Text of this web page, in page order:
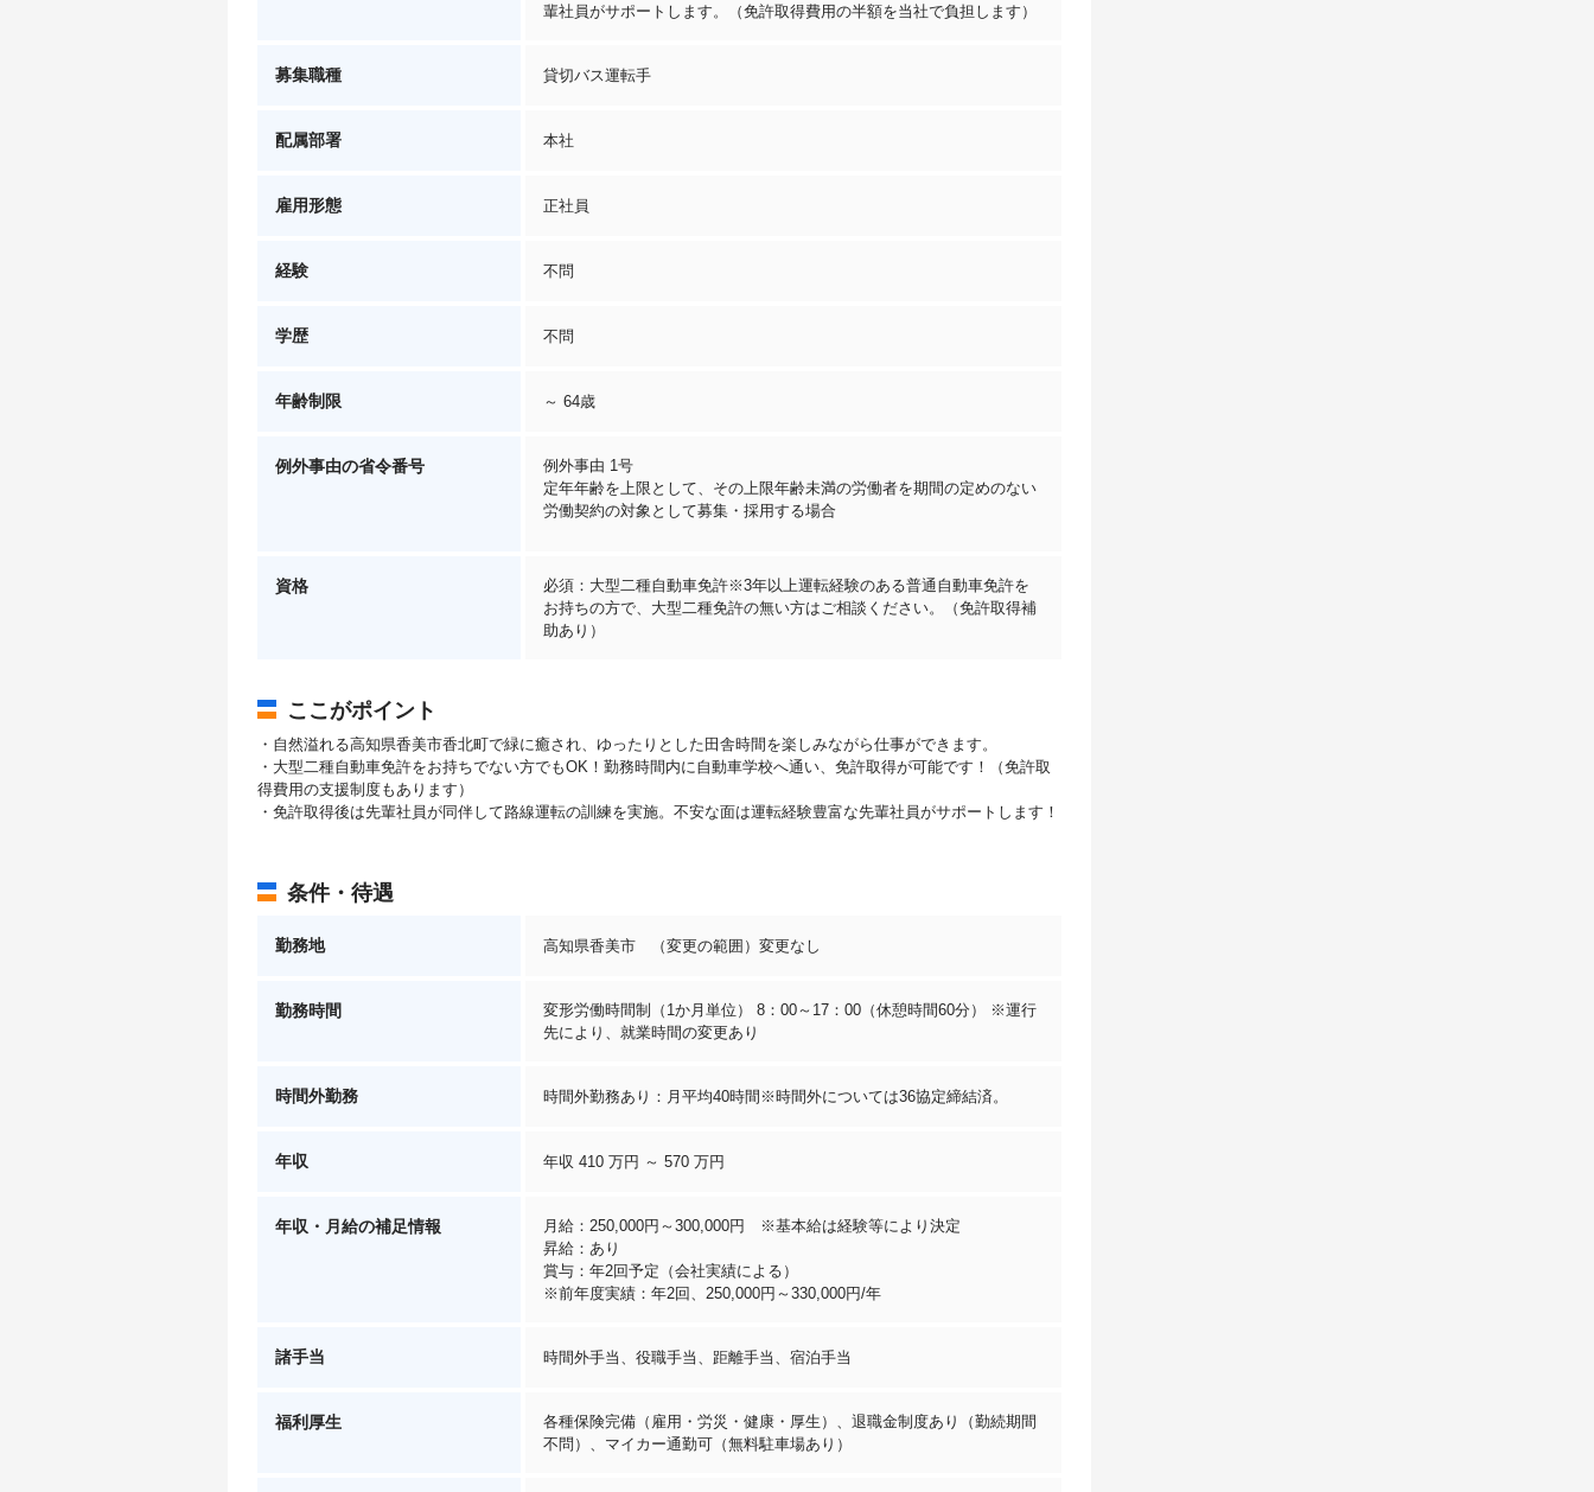
輩社員がサポートします。（免許取得費用の半額を当社で負担します）
募集職種 貸切バス運転手
配属部署 本社
雇用形態 正社員
経験 不問
学歴 不問
年齢制限 ～ 64歳
例外事由の省令番号
例外事由 1号
定年年齢を上限として、その上限年齢未満の労働者を期間の定めのない
労働契約の対象として募集・採用する場合
資格
必須：大型二種自動車免許※3年以上運転経験のある普通自動車免許を
お持ちの方で、大型二種免許の無い方はご相談ください。（免許取得補
助あり）
ここがポイント
・自然溢れる高知県香美市香北町で緑に癒され、ゆったりとした田舎時間を楽しみながら仕事ができます。
・大型二種自動車免許をお持ちでない方でもOK！勤務時間内に自動車学校へ通い、免許取得が可能です！（免許取
得費用の支援制度もあります）
・免許取得後は先輩社員が同伴して路線運転の訓練を実施。不安な面は運転経験豊富な先輩社員がサポートします！
条件・待遇
勤務地 高知県香美市 （変更の範囲）変更なし
勤務時間
変形労働時間制（1か月単位） 8：00～17：00（休憩時間60分） ※運行
先により、就業時間の変更あり
時間外勤務 時間外勤務あり：月平均40時間※時間外については36協定締結済。
年収 年収 410 万円 ～ 570 万円
年収・月給の補足情報
月給：250,000円～300,000円 ※基本給は経験等により決定
昇給：あり
賞与：年2回予定（会社実績による）
※前年度実績：年2回、250,000円～330,000円/年
諸手当 時間外手当、役職手当、距離手当、宿泊手当
福利厚生
各種保険完備（雇用・労災・健康・厚生）、退職金制度あり（勤続期間
不問）、マイカー通勤可（無料駐車場あり）